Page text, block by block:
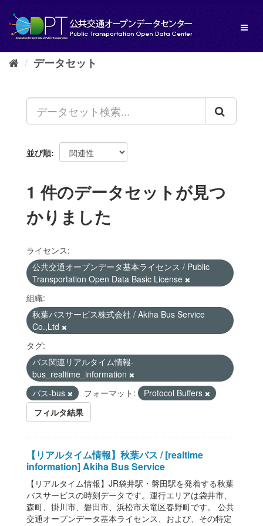
し
データセット
並び順
1 件のデータセットが見つ
かりました
ライセンス:
公共交通オープンデータ基本ライセンス / Public
Transportation Open Data Basic License
組織:
秋葉バスサービス株式会社 / Akiha Bus Service
Co.,Ltd
タグ:
バス関連リアルタイム情報-
bus_realtime_information
バス-bus
フォーマット:
Protocol Buffers
フィルタ結果
【リアルタイム情報】秋葉バス / [realtime
information] Akiha Bus Service
【リアルタイム情報】JR袋井駅・磐田駅を発着する秋葉
バスサービスの時刻データです。運行エリアは袋井市、
森町、掛川市、磐田市、浜松市天竜区春野町です。 公共
交通オープンデータ基本ライセンス、および、その特定